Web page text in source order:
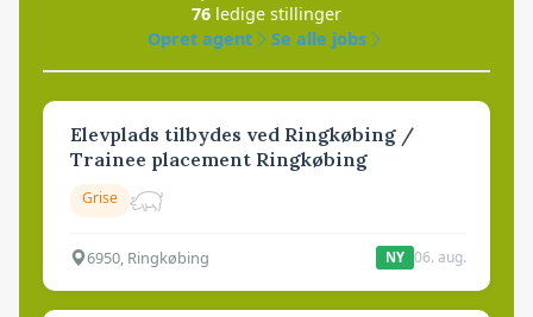
76 ledige stillinger
Opret agent
Se alle jobs
Elevplads tilbydes ved Ringkøbing /
Trainee placement Ringkøbing
Grise
6950, Ringkøbing NY 06. aug.